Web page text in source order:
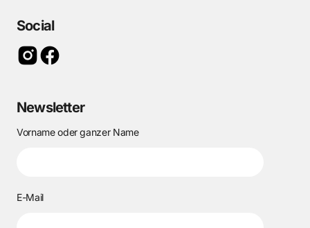
Social
Newsletter
Vorname oder ganzer Name
E-Mail